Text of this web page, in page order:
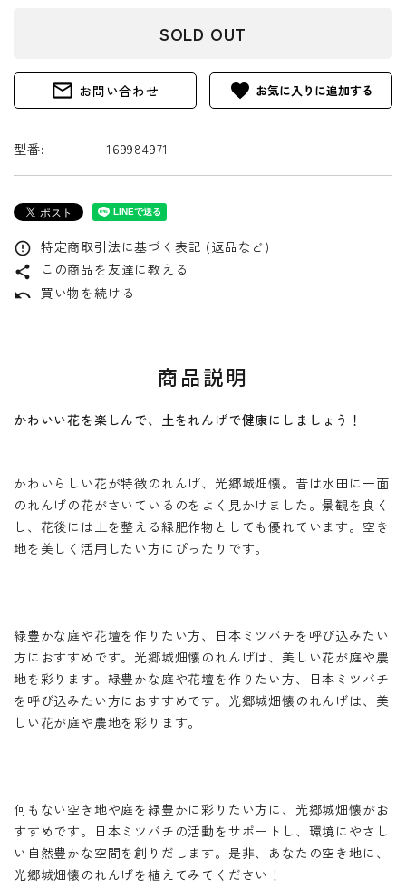
SOLD OUT
mail_outline お問い合わせ favorite
型番: 169984971
error_outline 特定商取引法に基づく表記 (返品など)
share
この商品を友達に教える
undo 買い物を続ける
商品説明
かわいい花を楽しんで、土をれんげで健康にしましょう！
かわいらしい花が特徴のれんげ、光郷城畑懐。昔は水田に一面
のれんげの花がさいているのをよく見かけました。景観を良く
し、花後には土を整える緑肥作物としても優れています。空き
地を美しく活用したい方にぴったりです。
緑豊かな庭や花壇を作りたい方、日本ミツバチを呼び込みたい
方におすすめです。光郷城畑懐のれんげは、美しい花が庭や農
地を彩ります。緑豊かな庭や花壇を作りたい方、日本ミツバチ
を呼び込みたい方におすすめです。光郷城畑懐のれんげは、美
しい花が庭や農地を彩ります。
何もない空き地や庭を緑豊かに彩りたい方に、光郷城畑懐がお
すすめです。日本ミツバチの活動をサポートし、環境にやさし
い自然豊かな空間を創りだします。是非、あなたの空き地に、
光郷城畑懐のれんげを植えてみてください！